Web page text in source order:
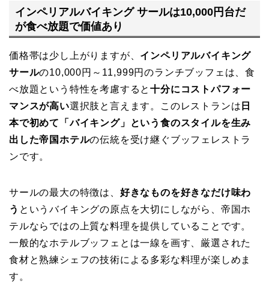
インペリアルバイキング サールは10,000円台だ
が食べ放題で価値あり
価格帯は少し上がりますが、 インペリアルバイキング
サールの10,000円～11,999円のランチブッフェは、食
べ放題という特性を考慮すると十分にコストパフォー
マンスが高い選択肢と言えます。このレストランは 日
本で初めて「バイキング」という食のスタイルを生み
出した帝国ホテルの伝統を受け継ぐブッフェレストラ
ンです。
サールの最大の特徴は、 好きなものを好きなだけ味わ
う というバイキングの原点を大切にしながら、帝国ホ
テルならではの上質な料理を提供していることです。
一般的なホテルブッフェとは一線を画す、厳選された
食材と熟練シェフの技術による多彩な料理が楽しめま
す。